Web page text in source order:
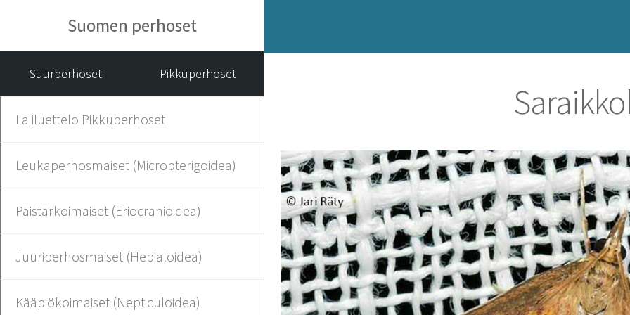
Suomen perhoset
Suurperhoset Pikkuperhoset
Lajiluettelo Pikkuperhoset
Leukaperhosmaiset (Micropterigoidea)
Päistärkoimaiset (Eriocranioidea)
Juuriperhosmaiset (Hepialoidea)
Kääpiökoimaiset (Nepticuloidea)